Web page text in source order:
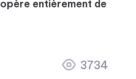
entièrement de
3734